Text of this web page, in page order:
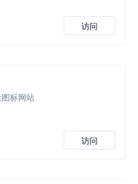
访问
标网站
访问